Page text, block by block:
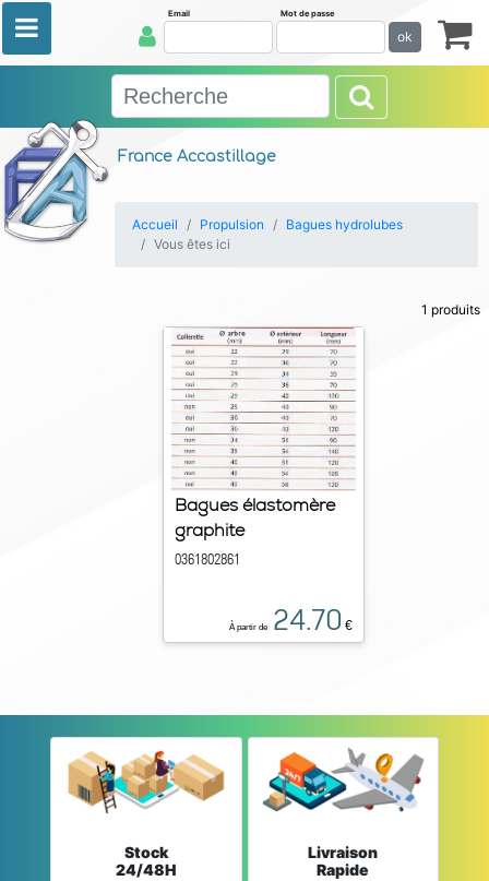
France Accastillage
Email Mot de passe
ok
Accueil Propulsion
Bagues hydrolubes
Vous êtes ici
1 produits
Bagues élastomère
graphite
0361802861
À partir de 24.70 €
Stock
24/48H
Livraison
Rapide